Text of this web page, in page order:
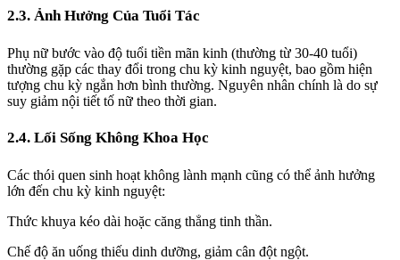
2.3. Ảnh Hưởng Của Tuổi Tác
Phụ nữ bước vào độ tuổi tiền mãn kinh (thường từ 30-40 tuổi)
thường gặp các thay đổi trong chu kỳ kinh nguyệt, bao gồm hiện
tượng chu kỳ ngắn hơn bình thường. Nguyên nhân chính là do sự
suy giảm nội tiết tố nữ theo thời gian.
2.4. Lối Sống Không Khoa Học
Các thói quen sinh hoạt không lành mạnh cũng có thể ảnh hưởng
lớn đến chu kỳ kinh nguyệt:
Thức khuya kéo dài hoặc căng thẳng tinh thần.
Chế độ ăn uống thiếu dinh dưỡng, giảm cân đột ngột.